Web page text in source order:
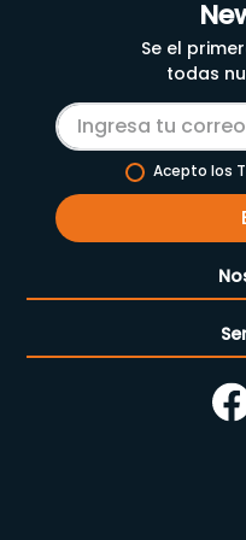
Se el
todas
Acepto los